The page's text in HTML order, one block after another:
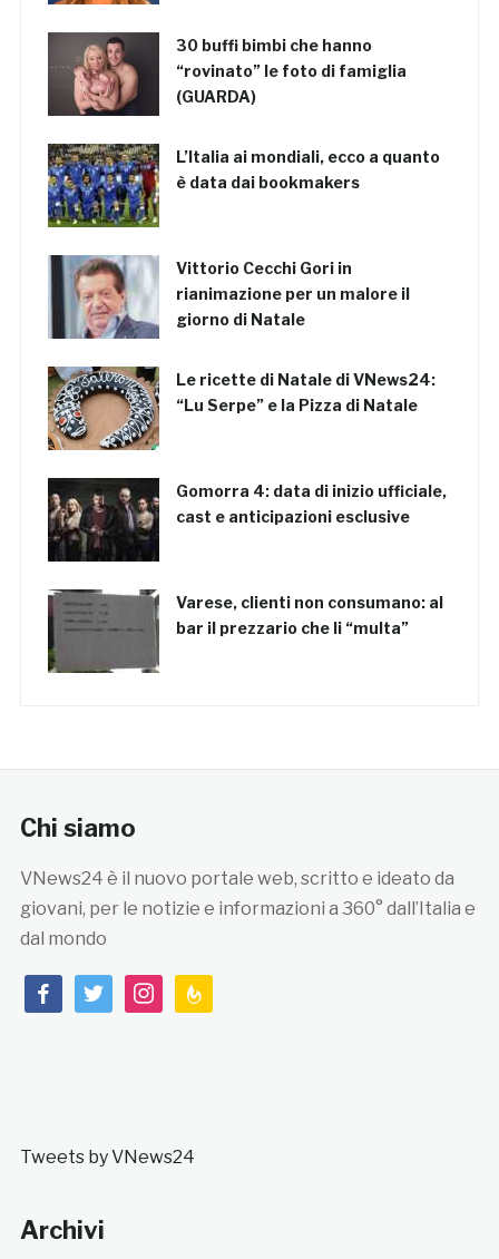
30 buffi bimbi che hanno
“rovinato” le foto di famiglia
(GUARDA)
L’Italia ai mondiali, ecco a quanto
è data dai bookmakers
Vittorio Cecchi Gori in
rianimazione per un malore il
giorno di Natale
Le ricette di Natale di VNews24:
“Lu Serpe” e la Pizza di Natale
Gomorra 4: data di inizio ufficiale,
cast e anticipazioni esclusive
Varese, clienti non consumano: al
bar il prezzario che li “multa”
Chi siamo
VNews24 è il nuovo portale web, scritto e ideato da
giovani, per le notizie e informazioni a 360° dall’Italia e
dal mondo
facebooktwitterinstagramfeedburner
Tweets by VNews24
Archivi